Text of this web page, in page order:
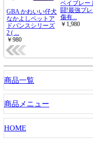
商品一覧
商品メニュー
HOME